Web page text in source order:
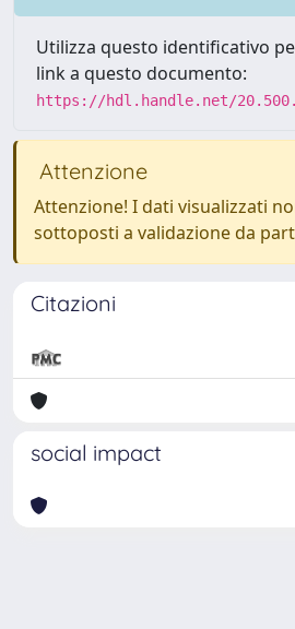
Utilizza questo identificativo
link a questo documento:
https://hdl.handle.net/
Attenzione
Attenzione! I dati visualizzati
sottoposti a validazione da
Citazioni
social impact